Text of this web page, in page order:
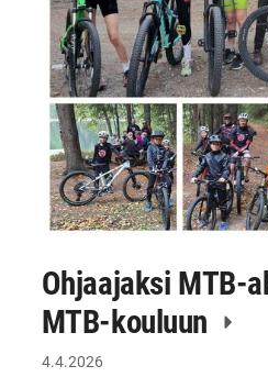
Ohjaajaksi MTB-
MTB-kouluun
4.4.2026